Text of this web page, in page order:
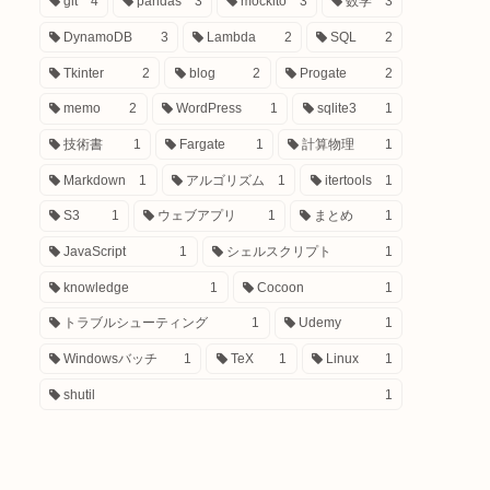
DynamoDB 3 Lambda 2 SQL 2
Tkinter 2 blog 2 Progate 2
memo 2 WordPress 1 sqlite3 1
技術書 1 Fargate 1 計算物理 1
Markdown 1 アルゴリズム 1 itertools 1
S3 1 ウェブアプリ 1 まとめ 1
JavaScript 1 シェルスクリプト 1
knowledge 1 Cocoon 1
トラブルシューティング 1 Udemy 1
Windowsバッチ 1 TeX 1 Linux 1
shutil 1